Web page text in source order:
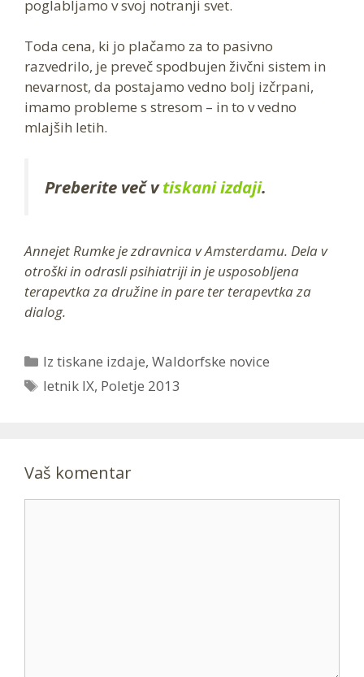
poglabljamo v svoj notranji svet.
Toda cena, ki jo plačamo za to pasivno
razvedrilo, je preveč spodbujen živčni sistem in
nevarnost, da postajamo vedno bolj izčrpani,
imamo probleme s stresom – in to v vedno
mlajših letih.
Preberite več vtiskani izdaji.
Annejet Rumke je zdravnica v Amsterdamu. Dela v
otroški in odrasli psihiatriji in je usposobljena
terapevtka za družine in pare ter terapevtka za
dialog.
Categories
Iz tiskane izdaje,Waldorfske novice
Tags
letnik IX, Poletje 2013
Vaš komentar